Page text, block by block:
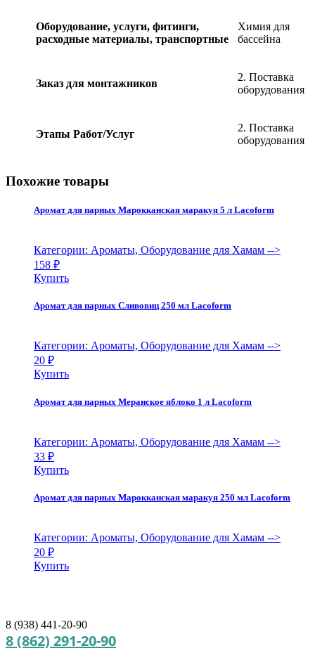
Оборудование, услуги, фитинги,
расходные материалы, транспортные
Химия для
бассейна
Заказ для монтажников
2. Поставка
оборудования
Этапы Работ/Услуг
2. Поставка
оборудования
Похожие товары
Аромат для парных Марокканская маракуя 5 л Lacoform
Категории: Ароматы, Оборудование для Хамам -->
158 ₽
Купить
Аромат для парных Сливовиц 250 мл Lacoform
Категории: Ароматы, Оборудование для Хамам -->
20 ₽
Купить
Аромат для парных Меранское яблоко 1 л Lacoform
Категории: Ароматы, Оборудование для Хамам -->
33 ₽
Купить
Аромат для парных Марокканская маракуя 250 мл Lacoform
Категории: Ароматы, Оборудование для Хамам -->
20 ₽
Купить
8 (938) 441-20-90
8 (862) 291-20-90